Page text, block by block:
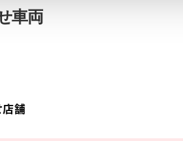
車両
舗